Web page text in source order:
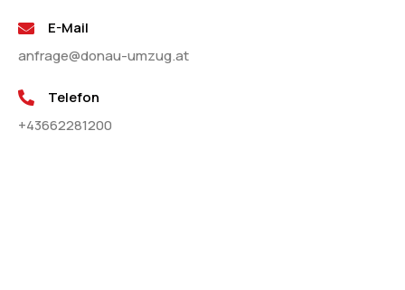
E-Mail
anfrage@donau-umzug.at
Telefon
+43662281200